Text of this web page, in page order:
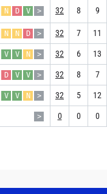
N D V > 32 8 9
N N D > 32 7 11
V V N > 32 6 13
D V V > 32 8 7
V V N > 32 5 12
> 0 0 0